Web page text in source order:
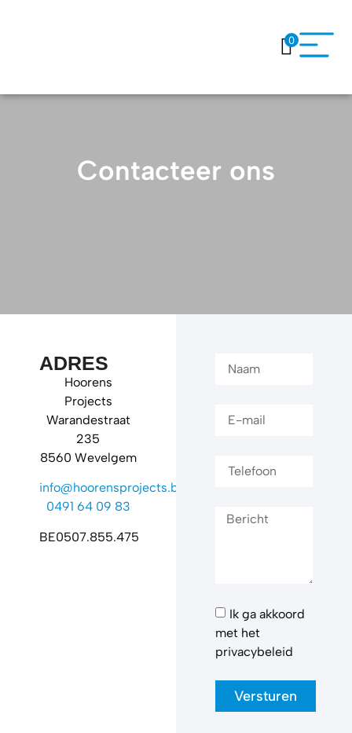
0
Contacteer ons
ADRES
Hoorens
Projects
Warandestraat
235
8560 Wevelgem
info@hoorensprojects.be
0491 64 09 83
BE0507.855.475
Ik ga akkoord
met het
privacybeleid
Versturen